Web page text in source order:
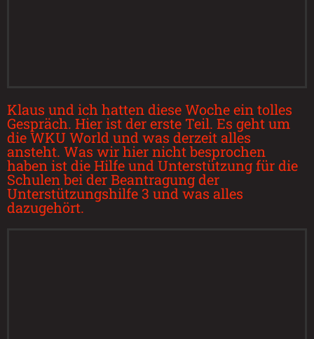
Klaus und ich hatten diese Woche ein tolles
Gespräch. Hier ist der erste Teil. Es geht um
die WKU World und was derzeit alles
ansteht. Was wir hier nicht besprochen
haben ist die Hilfe und Unterstützung für die
Schulen bei der Beantragung der
Unterstützungshilfe 3 und was alles
dazugehört.